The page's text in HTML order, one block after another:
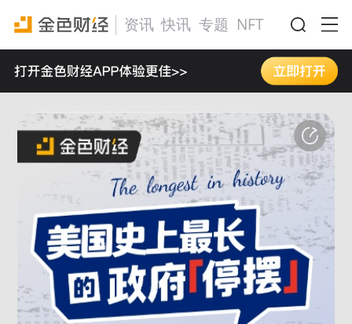
资讯 快讯 专题 NFT